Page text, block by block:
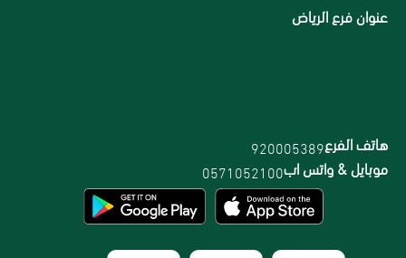
عنوان فرع الرياض
هاتف الفرع920005389
موبايل & واتس اب0571052100